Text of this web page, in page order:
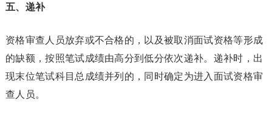
五、递补
资格审查人员放弃或不合格的，以及被取消面试资格等形成
的缺额，按照笔试成绩由高分到低分依次递补。递补时，出
现末位笔试科目总成绩并列的，同时确定为进入面试资格审
查人员。